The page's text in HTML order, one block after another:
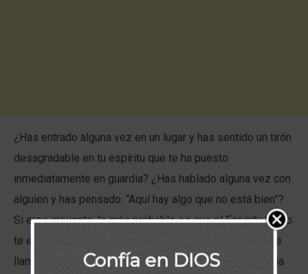
¿Has entrado alguna vez en un lugar y has sentido un tirón
desagradable en tu espíritu que te ha puesto
inmediatamente en guardia? ¿Has hablado alguna vez con
alguien y has pensado: “Aquí hay algo que no está bien”?
Si eres creyente, lo más probable es que el Espíritu Santo
te estuviera indicando o invitando a estar alerta. Esto se
llama discernimiento espiritual, y se desarrolla a medida
Confía en DIOS